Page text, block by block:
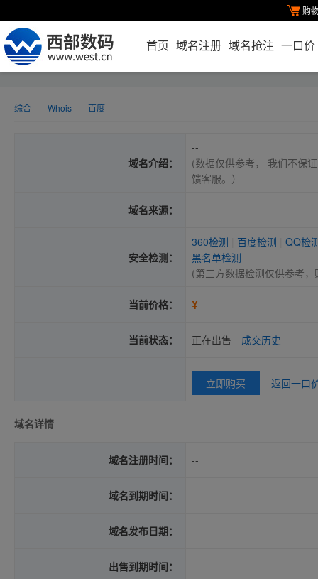
购
首页 域名注册 域名抢注 一口价
综合 Whois 百度
域名介绍：
--
(数据仅供参考， 我们不保
馈客服。）
域名来源：
安全检测：
360检测 百度检测
QQ检
黑名单检测
(第三方数据检测仅供参考
当前价格： ¥
当前状态： 正在出售 成交历史
立即购买 返回一口
域名详情
域名注册时间： --
域名到期时间： --
域名发布日期：
出售到期时间：